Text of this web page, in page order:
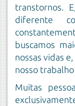
transtornos.
diferente
buscamos
nossas vidas
nosso trabalho
Muitas